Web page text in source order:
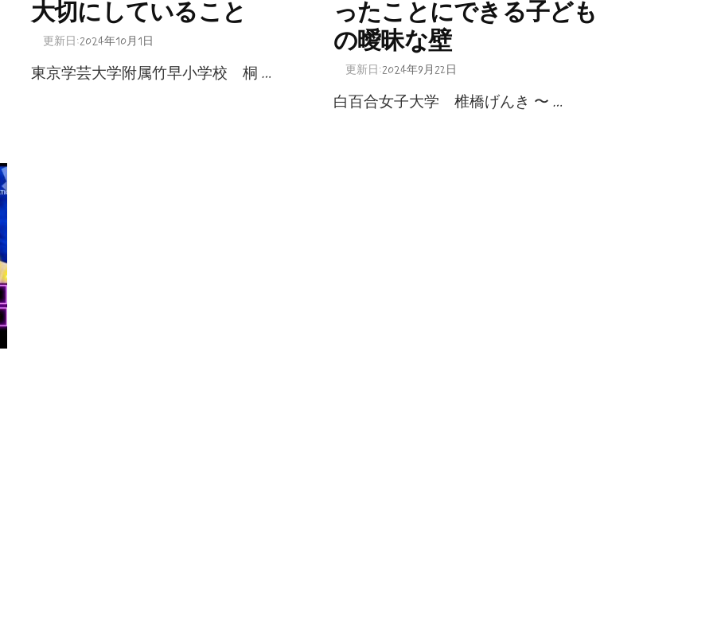
大切にしていること
更新日:2024年10月1日
東京学芸大学附属竹早小学校 桐 …
ったことにできる子ども
の曖昧な壁
更新日:2024年9月22日
白百合女子大学 椎橋げんき 〜 …